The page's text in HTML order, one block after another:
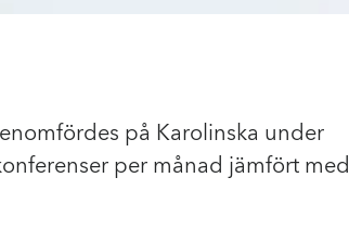
på Karolinska under
per månad jämfört med